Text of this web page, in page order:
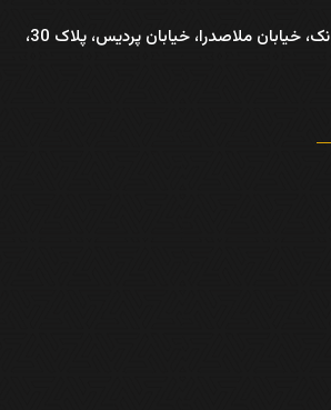
تهران، میدان ونک، خیابان ملاصدرا، خیابان پردیس، پلاک 30،